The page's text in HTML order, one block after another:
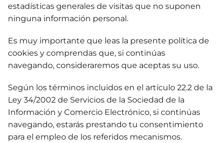
estadísticas generales de visitas que no suponen
ninguna información personal.
Es muy importante que leas la presente política de
cookies y comprendas que, si continúas
navegando, consideraremos que aceptas su uso.
Según los términos incluidos en el artículo 22.2 de la
Ley 34/2002 de Servicios de la Sociedad de la
Información y Comercio Electrónico, si continúas
navegando, estarás prestando tu consentimiento
para el empleo de los referidos mecanismos.